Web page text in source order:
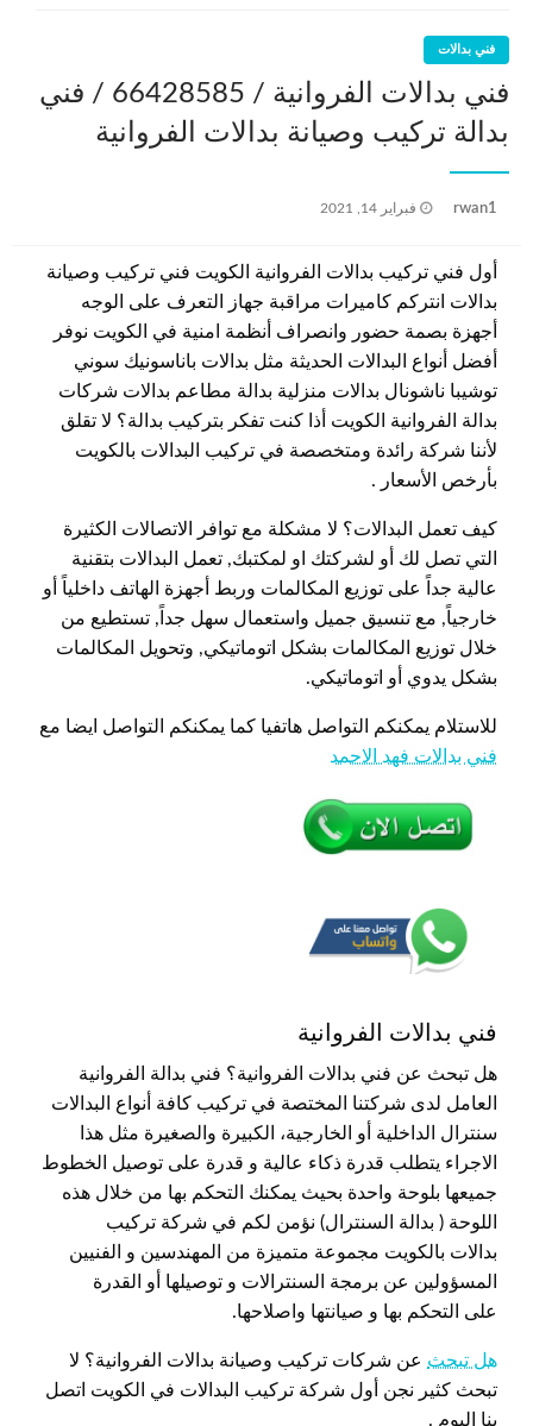
فني بدالات
فني بدالات الفروانية / 66428585 / فني
بدالة تركيب وصيانة بدالات الفروانية
rwan1
نُشر
فبراير 14, 2021
أول فني تركيب بدالات الفروانية الكويت فني تركيب وصيانة
بدالات انتركم كاميرات مراقبة جهاز التعرف على الوجه
أجهزة بصمة حضور وانصراف أنظمة امنية في الكويت نوفر
أفضل أنواع البدالات الحديثة مثل بدالات باناسونيك سوني
توشيبا ناشونال بدالات منزلية بدالة مطاعم بدالات شركات
بدالة الفروانية الكويت أذا كنت تفكر بتركيب بدالة؟ لا تقلق
لأننا شركة رائدة ومتخصصة في تركيب البدالات بالكويت
بأرخص الأسعار .
كيف تعمل البدالات؟ لا مشكلة مع توافر الاتصالات الكثيرة
التي تصل لك أو لشركتك او لمكتبك, تعمل البدالات بتقنية
عالية جداً على توزيع المكالمات وربط أجهزة الهاتف داخلياً أو
خارجياً, مع تنسيق جميل واستعمال سهل جداً, تستطيع من
خلال توزيع المكالمات بشكل اتوماتيكي, وتحويل المكالمات
بشكل يدوي أو اتوماتيكي.
للاستلام يمكنكم التواصل هاتفيا كما يمكنكم التواصل ايضا مع
فني بدالات فهد الاحمد
فني بدالات الفروانية
هل تبحث عن فني بدالات الفروانية؟ فني بدالة الفروانية
العامل لدى شركتنا المختصة في تركيب كافة أنواع البدالات
سنترال الداخلية أو الخارجية، الكبيرة والصغيرة مثل هذا
الاجراء يتطلب قدرة ذكاء عالية و قدرة على توصيل الخطوط
جميعها بلوحة واحدة بحيث يمكنك التحكم بها من خلال هذه
اللوحة ( بدالة السنترال) نؤمن لكم في شركة تركيب
بدالات بالكويت مجموعة متميزة من المهندسين و الفنيين
المسؤولين عن برمجة السنترالات و توصيلها أو القدرة
على التحكم بها و صيانتها واصلاحها.
هل تبحث عن شركات تركيب وصيانة بدالات الفروانية؟ لا
تبحث كثير نجن أول شركة تركيب البدالات في الكويت اتصل
بنا اليوم .